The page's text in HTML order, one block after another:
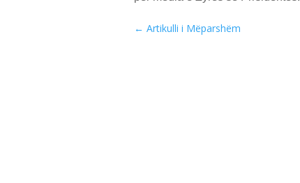
← Artikulli i Mëparshëm